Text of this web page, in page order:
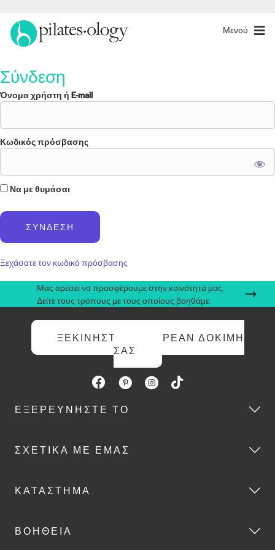
Μενού
Σύνδεση
Όνομα χρήστη ή E-mail
Κωδικός πρόσβασης
Να με θυμάσαι
Ξεχάσατε τον κωδικό πρόσβασης
Μας αρέσει να προσφέρουμε στην κοινότητά μας.
Δείτε τους τρόπους με τους οποίους βοηθάμε.
ΞΕΚΙΝΉΣΤΕ ΤΗ ΔΩΡΕΆΝ ΔΟΚΙΜΉ
ΣΑΣ
ΕΞΕΡΕΥΝΉΣΤΕ ΤΟ
ΣΧΕΤΙΚΆ ΜΕ ΕΜΆΣ
ΚΑΤΆΣΤΗΜΑ
ΒΟΉΘΕΙΑ